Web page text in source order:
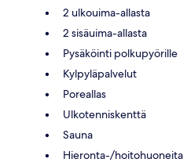
2 ulkouima-allasta
2 sisäuima-allasta
Pysäköinti polkupyörille
Kylpyläpalvelut
Poreallas
Ulkotenniskenttä
Sauna
Hieronta-/hoitohuoneita